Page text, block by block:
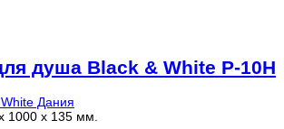
душа Black & White P-10H
Дания
1000 x 135 мм.